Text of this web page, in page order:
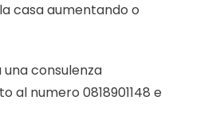
casa aumentando o
consulenza
numero 0818901148 e